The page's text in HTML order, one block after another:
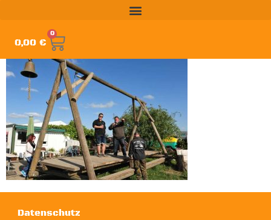
0,00 €
0
Datenschutz